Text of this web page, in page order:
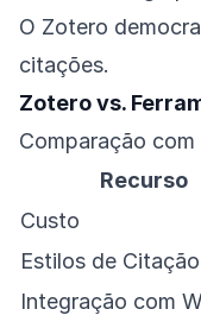
O Zotero
citações.
Zotero vs.
Comparação
Recurso
Custo
Estilos de Citação
Integração com